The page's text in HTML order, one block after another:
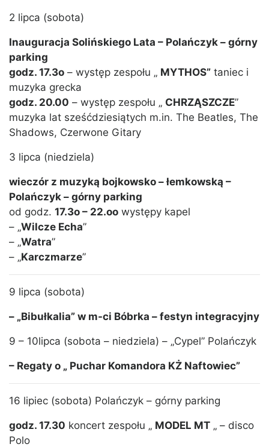
2 lipca (sobota)
Inauguracja Solińskiego Lata – Polańczyk – górny
parking
godz. 17.3o – występ zespołu „ MYTHOS” taniec i
muzyka grecka
godz. 20.00 – występ zespołu „ CHRZĄSZCZE”
muzyka lat sześćdziesiątych m.in. The Beatles, The
Shadows, Czerwone Gitary
3 lipca (niedziela)
wieczór z muzyką bojkowsko – łemkowską –
Polańczyk – górny parking
od godz. 17.3o – 22.oo występy kapel
– „Wilcze Echa”
– „Watra”
– „Karczmarze”
9 lipca (sobota)
– „Bibułkalia” w m-ci Bóbrka – festyn integracyjny
9 – 10lipca (sobota – niedziela) – „Cypel” Polańczyk
– Regaty o „ Puchar Komandora KŻ Naftowiec”
16 lipiec (sobota) Polańczyk – górny parking
godz. 17.30 koncert zespołu „ MODEL MT „ – disco
Polo